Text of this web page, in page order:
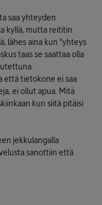
saa yhteyden
kyllä, mutta reititin
lähes aina kun "yhteys
taas se saattaa olla
että tietokone ei saa
ei ollut apua. Mitä
kun siitä pitäisi
jekkulangalla
sanottiin että